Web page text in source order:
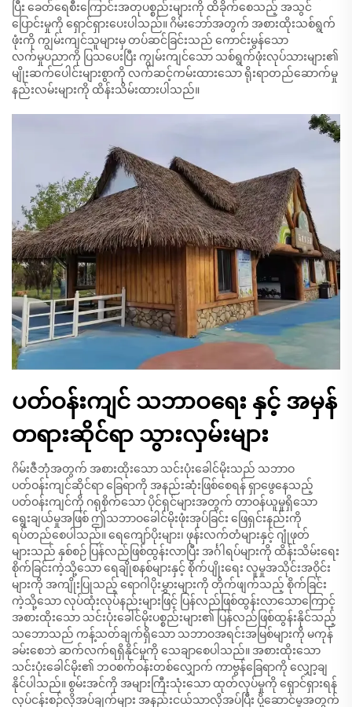
ပြီး ခေတ်ရေစီးကြောင်းအတုပစ္စည်းများကို ထိခိုက်စေသည့် အသွင်
ပြောင်းမှုကို ရှောင်ရှားပေးပါသည်။ ဂိမ်းဘော်အတွက် အစားထိုးသစ်ရွက်
ဖုံးကို ကျွမ်းကျင်သူများမှ တပ်ဆင်ခြင်းသည် ကောင်းမွန်သော
လက်မှုပညာကို ပြသပေးပြီး ကျွမ်းကျင်သော သစ်ရွက်ဖုံးလုပ်သားများ၏
မျိုးဆက်ပေါင်းများစွာကို လက်ဆင့်ကမ်းထားသော ရိုးရာတည်ဆောက်မှု
နည်းလမ်းများကို ထိန်းသိမ်းထားပါသည်။
ပတ်ဝန်းကျင် သဘာဝရေး နှင့် အမှန်
တရားဆိုင်ရာ သွားလှမ်းများ
ဂိမ်းဇီဘုံအတွက် အစားထိုးသော သင်းပုံးခေါင်မိုးသည် သဘာဝ
ပတ်ဝန်းကျင်ဆိုင်ရာ ခြေရာကို အနည်းဆုံးဖြစ်စေရန် ရှာဖွေနေသည့်
ပတ်ဝန်းကျင်ကို ဂရုစိုက်သော ပိုင်ရှင်များအတွက် တာဝန်ယူမှုရှိသော
ရွေးချယ်မှုအဖြစ် ဤသဘာဝခေါင်မိုးဖုံးအုပ်ခြင်း ဖြေရှင်းနည်းကို
ရပ်တည်စေပါသည်။ ရေကျော်ပိုးများ၊ ဖုန်းလက်တံများနှင့် ဂျုံဖုတ်
များသည် နှစ်စဉ် ပြန်လည်ဖြစ်ထွန်းလာပြီး အင်္ဂါရပ်များကို ထိန်းသိမ်းရေး
စိုက်ခြင်းကဲ့သို့သော ရေချိုစနစ်များနှင့် စိုက်ပျိုးရေး လူမှုအသိုင်းအဝိုင်း
များကို အကျိုးပြုသည့် ရောဂါပိုးမွှားများကို တိုက်ဖျက်သည့် စိုက်ခြင်း
ကဲ့သို့သော လုပ်ထုံးလုပ်နည်းများဖြင့် ပြန်လည်ဖြစ်ထွန်းလာသောကြောင့်
အစားထိုးသော သင်းပုံးခေါင်မိုးပစ္စည်းများ၏ ပြန်လည်ဖြစ်ထွန်းနိုင်သည့်
သဘောသည် ကန့်သတ်ချက်ရှိသော သဘာဝအရင်းအမြစ်များကို မကုန်
ခမ်းစေဘဲ ဆက်လက်ရရှိနိုင်မှုကို သေချာစေပါသည်။ အစားထိုးသော
သင်းပုံးခေါင်မိုး၏ ဘဝစက်ဝန်းတစ်လျှောက် ကာဗွန်ခြေရာကို လျှော့ချ
နိုင်ပါသည်။ စွမ်းအင်ကို အများကြီးသုံးသော ထုတ်လုပ်မှုကို ရှောင်ရှားရန်
လုပ်ငန်းစဉ်လိုအပ်ချက်များ အနည်းငယ်သာလိုအပ်ပြီး ပို့ဆောင်မှုအတွက်